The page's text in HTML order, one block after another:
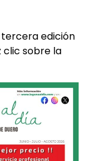
edición
clic sobre la